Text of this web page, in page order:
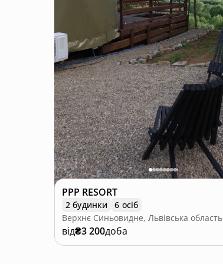
PPP RESORT
2 будинки
6 осіб
Верхнє Синьовидне, Львівська область
від₴3 200доба